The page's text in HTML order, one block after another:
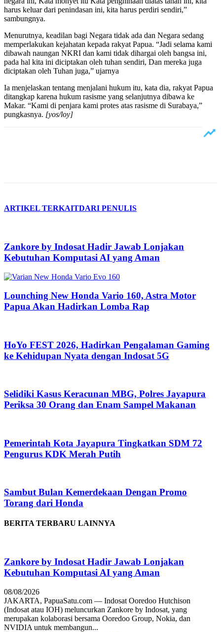
harus keluar dari penindasan ini, kita harus perdiri sendiri,”
sambungnya.
Menurutnya, keadilan bagi Negara tidak ada dan Negara sedang
memperlakukan kejahatan kepada rakyat Papua. “Jadi selama kami
dibawah naungan NKRI dan kami tidak dihargai oleh bangsa ini,
pada hal kita ini diciptakan oleh tuhan sendiri, Dan mereka juga
diciptakan oleh Tuhan juga,” ujarnya
Ia menjelaskan tentang menjalani hukum itu, kata dia, rakyat Papua
ditangkap karena hukum rasisme yang selanjutnya dibawa ke
Makar. “Kami di penjara kami protes atas rasisme di Surabaya,”
pungkasnya. [yos/loy]
ARTIKEL TERKAITDARI PENULIS
Zankore by Indosat Hadir Jawab Lonjakan
Kebutuhan Komputasi AI yang Aman
Lounching New Honda Vario 160, Astra Motor
Papua Akan Hadirkan Lomba Rap
HoYo FEST 2026, Hadirkan Pengalaman Gaming
ke Kehidupan Nyata dengan Indosat 5G
Selidiki Kasus Keracunan MBG, Polres Jayapura
Periksa 30 Orang dan Enam Sampel Makanan
Pemerintah Kota Jayapura Tingkatkan SDM 72
Pengurus KDK Merah Putih
Sambut Bulan Kemerdekaan Dengan Promo
Torang dari Honda
BERITA TERBARU LAINNYA
Zankore by Indosat Hadir Jawab Lonjakan
Kebutuhan Komputasi AI yang Aman
08/08/2026
JAKARTA, PapuaSatu.com — Indosat Ooredoo Hutchison
(Indosat atau IOH) meluncurkan Zankore by Indosat, yang
merupakan kolaborasi bersama Ooredoo Group, Nokia, dan
NVIDIA untuk membangun...